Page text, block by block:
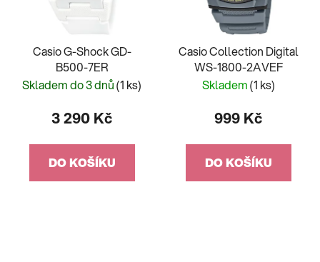
Casio G-Shock GD-
B500-7ER
Skladem do 3 dnů(1 ks)
3 290 Kč
DO KOŠÍKU
Casio Collection Digital
WS-1800-2AVEF
Skladem(1 ks)
999 Kč
DO KOŠÍKU